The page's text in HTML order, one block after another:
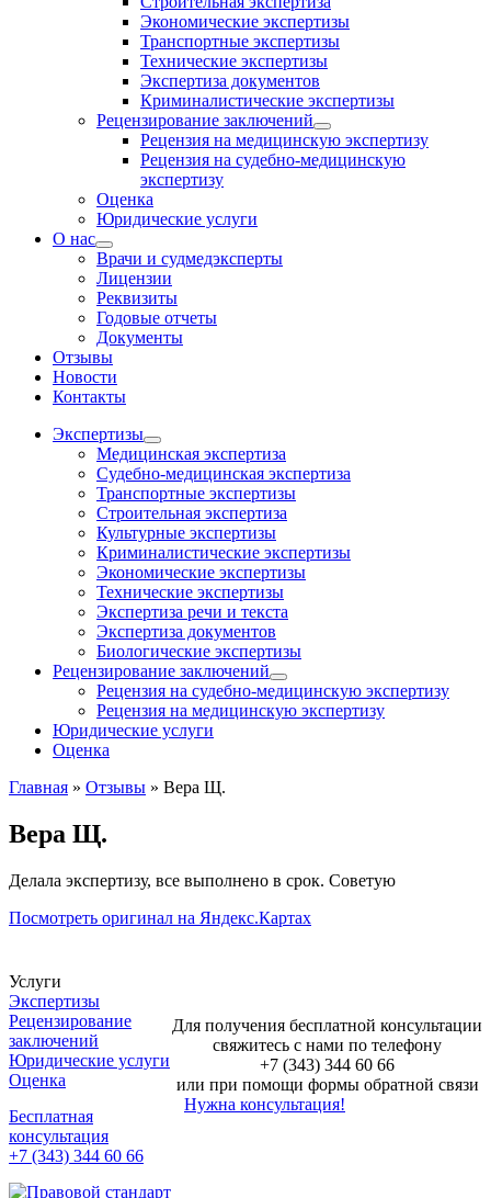
Экономические экспертизы
Транспортные экспертизы
Технические экспертизы
Экспертиза документов
Криминалистические экспертизы
Рецензирование заключений
Рецензия на медицинскую экспертизу
Рецензия на судебно-медицинскую
экспертизу
Оценка
Юридические услуги
О нас
Врачи и судмедэксперты
Лицензии
Реквизиты
Годовые отчеты
Документы
Отзывы
Новости
Контакты
Экспертизы
Медицинская экспертиза
Судебно-медицинская экспертиза
Транспортные экспертизы
Строительная экспертиза
Культурные экспертизы
Криминалистические экспертизы
Экономические экспертизы
Технические экспертизы
Экспертиза речи и текста
Экспертиза документов
Биологические экспертизы
Рецензирование заключений
Рецензия на судебно-медицинскую экспертизу
Рецензия на медицинскую экспертизу
Юридические услуги
Оценка
Главная » Отзывы » Вера Щ.
Вера Щ.
Делала экспертизу, все выполнено в срок. Советую
Посмотреть оригинал на Яндекс.Картах
Для получения бесплатной консультации
свяжитесь с нами по телефону
+7 (343) 344 60 66
или при помощи формы обратной связи
Нужна консультация!
Услуги
Экспертизы
Рецензирование
заключений
Юридические услуги
Оценка
Бесплатная
консультация
+7 (343) 344 60 66